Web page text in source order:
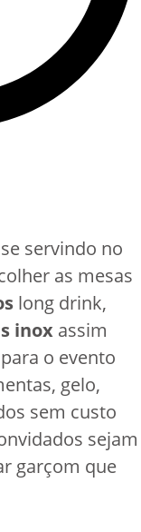
servindo no
as mesas
long drink,
inox assim
o evento
gelo,
sem custo
sejam
garçom que